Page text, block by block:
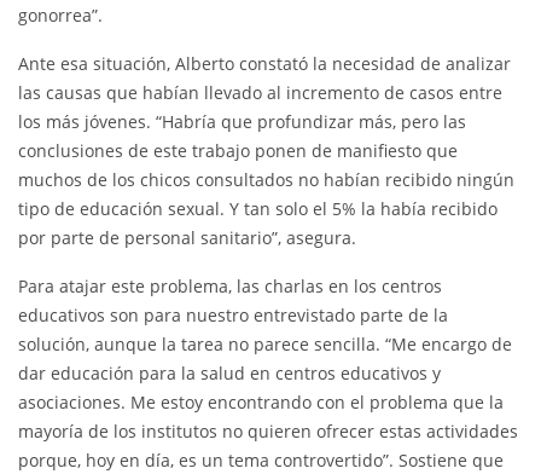
gonorrea”.
Ante esa situación, Alberto constató la necesidad de analizar
las causas que habían llevado al incremento de casos entre
los más jóvenes. “Habría que profundizar más, pero las
conclusiones de este trabajo ponen de manifiesto que
muchos de los chicos consultados no habían recibido ningún
tipo de educación sexual. Y tan solo el 5% la había recibido
por parte de personal sanitario”, asegura.
Para atajar este problema, las charlas en los centros
educativos son para nuestro entrevistado parte de la
solución, aunque la tarea no parece sencilla. “Me encargo de
dar educación para la salud en centros educativos y
asociaciones. Me estoy encontrando con el problema que la
mayoría de los institutos no quieren ofrecer estas actividades
porque, hoy en día, es un tema controvertido”. Sostiene que